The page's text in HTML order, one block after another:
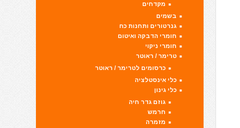
מקדחים
בשמים
גנרטורים ותחנות כח
חומרי הדבקה ואיטום
חומרי ניקוי
טרימר / ראוטר
כרסומים לטרימר / ראוטר
כלי אינסטלציה
כלי גינון
גוזם גדר חיה
חרמש
מזמרה